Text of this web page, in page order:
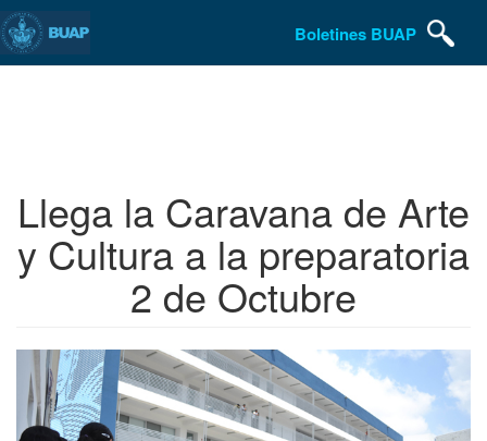
Boletines BUAP
Llega la Caravana de Arte
y Cultura a la preparatoria
2 de Octubre